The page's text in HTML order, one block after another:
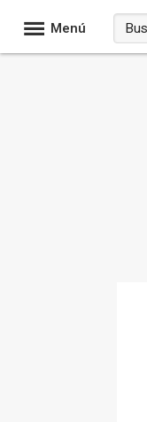
Menú